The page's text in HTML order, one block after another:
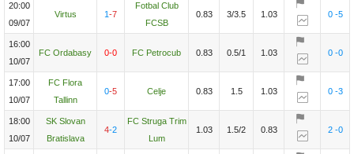
20:00
09/07
Virtus 1-7
Fotbal Club
FCSB
0.83 3/3.5 1.03 0 -5
16:00
10/07
FC Ordabasy 0-0 FC Petrocub 0.83 0.5/1 1.03 0 -0
17:00
10/07
FC Flora
Tallinn
0-5 Celje 0.83 1.5 1.03 0 -3
18:00
10/07
SK Slovan
Bratislava
4-2
FC Struga Trim
Lum
1.03 1.5/2 0.83 2 -0